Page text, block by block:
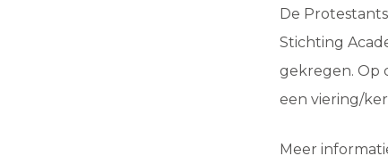
De
Stichting
gekregen. Op
een viering/
Meer